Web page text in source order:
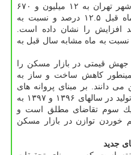
۱۳۹۸ قیمت هر متر مربع مسكن شهر تهران به ۱۲ میلیون و ۶۷۰
هزار تومان رسیده كه نسبت به ماه قبل ۱۲.۵ درصد و نسبت به
سال گذشته ۱۱۲ درصد افزایش را نشان داده است.
با كاهش ۳۶.۵ درصدی نسبت به ماه مشابه سال قبل به
جهش قیمتی در بازار مسكن را
كاهش ساخت و ساز به
دانند. بر مبنای پروانه های
ساختمانی تخمین زده می شود كه تولید در سالهای ۱۳۹۶ و ۱۳۹۷ به
كه یك سوم تقاضای مطلق است و
خوردن توازن در بازار مسكن
جدید